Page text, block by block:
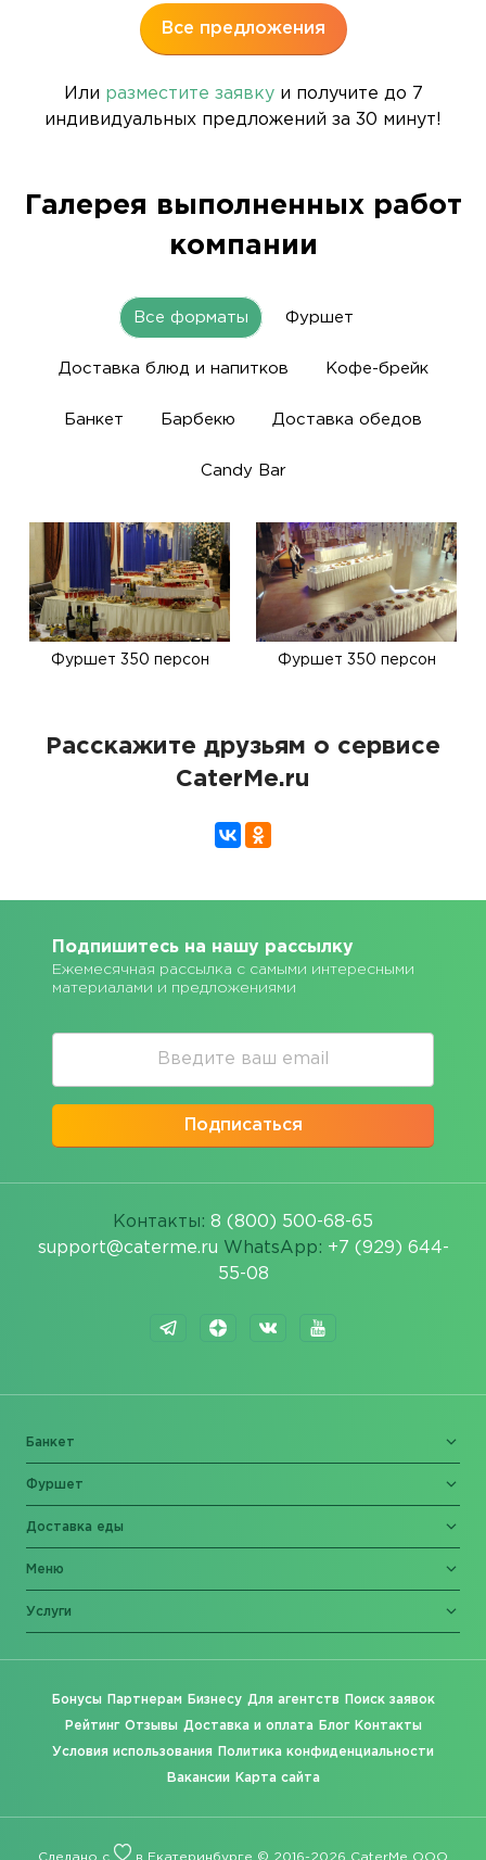
Все предложения
Или разместите заявкуи получите до 7
индивидуальных предложений за 30 минут!
Галерея выполненных работ
компании
Все форматы Фуршет
Доставка блюд и напитков Кофе-брейк
Банкет Барбекю Доставка обедов
Candy Bar
Фуршет 350 персон Фуршет 350 персон
Расскажите друзьям о сервисе
CaterMe.ru
Подпишитесь на нашу рассылку
Ежемесячная рассылка с самыми интересными
материалами и предложениями
Подписаться
Контакты: 8 (800) 500-68-65
support@caterme.ru WhatsApp: +7 (929) 644-
55-08
Банкет
Фуршет
Доставка еды
Меню
Услуги
Бонусы Партнерам Бизнесу Для агентств Поиск заявок
Рейтинг Отзывы Доставка и оплата Блог Контакты
Условия использования Политика конфиденциальности
Вакансии Карта сайта
Сделано с в Екатеринбурге © 2016-2026 CaterMe ООО